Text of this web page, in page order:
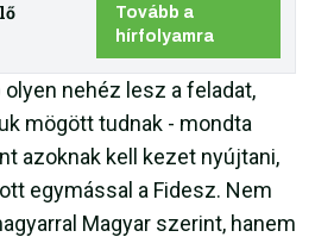
Tovább a
hírfolyamra
nehéz lesz a feladat,
mögött tudnak - mondta
azoknak kell kezet nyújtani,
egymással a Fidesz. Nem
Magyar szerint, hanem